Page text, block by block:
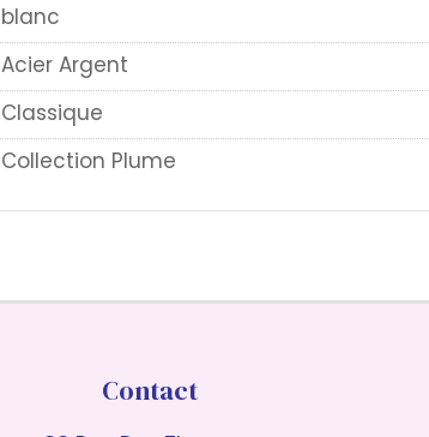
blanc
Acier Argent
Classique
Collection Plume
Contact